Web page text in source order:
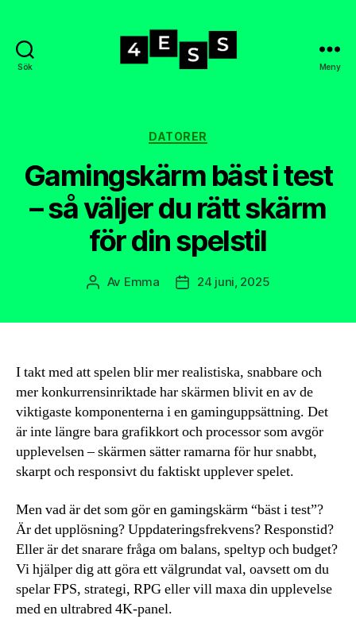
Sök Meny
Kategorier
DATORER
Gamingskärm bäst i test
– så väljer du rätt skärm
för din spelstil
Inläggsförfattare
Av Emma Inläggsdatum
24 juni, 2025
I takt med att spelen blir mer realistiska, snabbare och
mer konkurrensinriktade har skärmen blivit en av de
viktigaste komponenterna i en gaminguppsättning. Det
är inte längre bara grafikkort och processor som avgör
upplevelsen – skärmen sätter ramarna för hur snabbt,
skarpt och responsivt du faktiskt upplever spelet.
Men vad är det som gör en gamingskärm “bäst i test”?
Är det upplösning? Uppdateringsfrekvens? Responstid?
Eller är det snarare fråga om balans, speltyp och budget?
Vi hjälper dig att göra ett välgrundat val, oavsett om du
spelar FPS, strategi, RPG eller vill maxa din upplevelse
med en ultrabred 4K-panel.